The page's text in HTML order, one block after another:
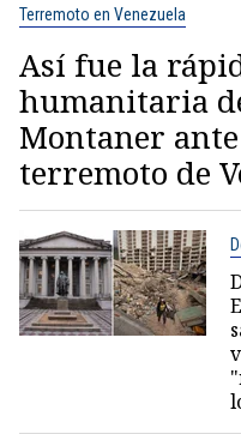
Terremoto en Venezuela
Así fue la
humanitaria
Montaner
terremoto de